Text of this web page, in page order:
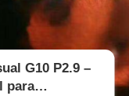
G10 P2.9 –
para